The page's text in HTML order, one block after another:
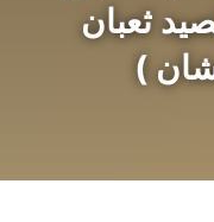
ثعبان
)